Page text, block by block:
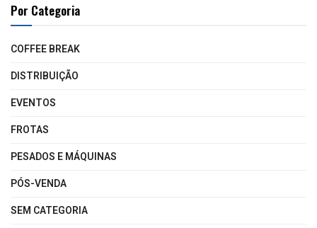
Por Categoria
COFFEE BREAK
DISTRIBUIÇÃO
EVENTOS
FROTAS
PESADOS E MÁQUINAS
PÓS-VENDA
SEM CATEGORIA